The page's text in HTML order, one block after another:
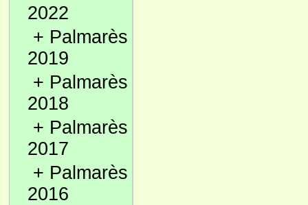
2022
+ Palmarès
2019
+ Palmarès
2018
+ Palmarès
2017
+ Palmarès
2016